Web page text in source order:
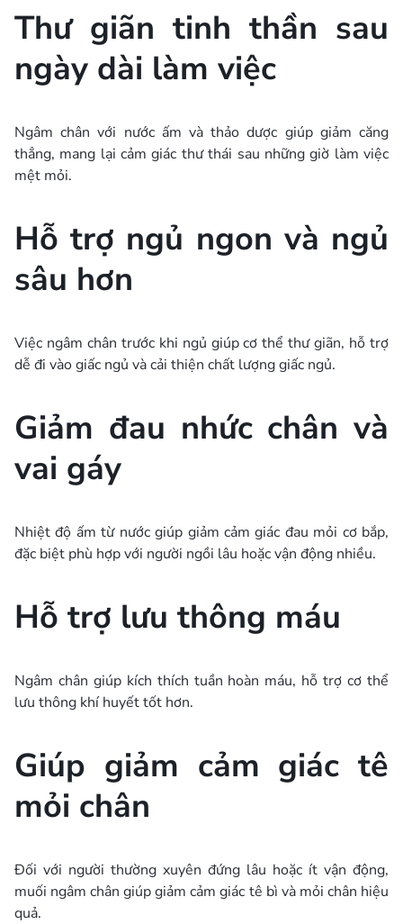
Thư giãn tinh thần sau
ngày dài làm việc
Ngâm chân với nước ấm và thảo dược giúp giảm căng
thẳng, mang lại cảm giác thư thái sau những giờ làm việc
mệt mỏi.
Hỗ trợ ngủ ngon và ngủ
sâu hơn
Việc ngâm chân trước khi ngủ giúp cơ thể thư giãn, hỗ trợ
dễ đi vào giấc ngủ và cải thiện chất lượng giấc ngủ.
Giảm đau nhức chân và
vai gáy
Nhiệt độ ấm từ nước giúp giảm cảm giác đau mỏi cơ bắp,
đặc biệt phù hợp với người ngồi lâu hoặc vận động nhiều.
Hỗ trợ lưu thông máu
Ngâm chân giúp kích thích tuần hoàn máu, hỗ trợ cơ thể
lưu thông khí huyết tốt hơn.
Giúp giảm cảm giác tê
mỏi chân
Đối với người thường xuyên đứng lâu hoặc ít vận động,
muối ngâm chân giúp giảm cảm giác tê bì và mỏi chân hiệu
quả.